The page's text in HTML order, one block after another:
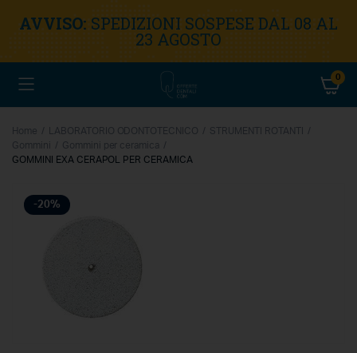
AVVISO: SPEDIZIONI SOSPESE DAL 08 AL
23 AGOSTO
0
Home LABORATORIO ODONTOTECNICO
STRUMENTI ROTANTI
Gommini
Gommini per ceramica
GOMMINI EXA CERAPOL PER CERAMICA
-20%